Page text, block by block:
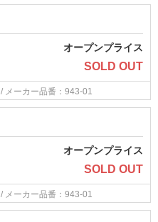
オープンプライス
SOLD OUT
/ メーカー品番：943-01
オープンプライス
SOLD OUT
/ メーカー品番：943-01